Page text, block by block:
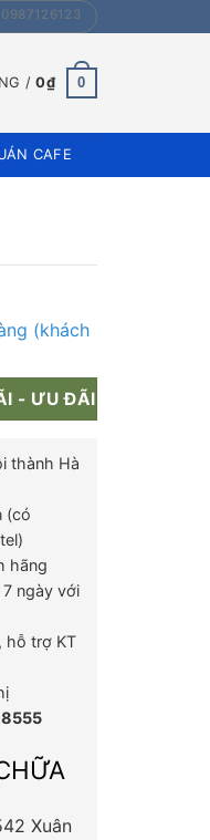
/0₫ 0
CAFE
(khách
- ƯU ĐÃI
thành Hà
(có
hãng
ngày với
hỗ trợ KT
Xuân